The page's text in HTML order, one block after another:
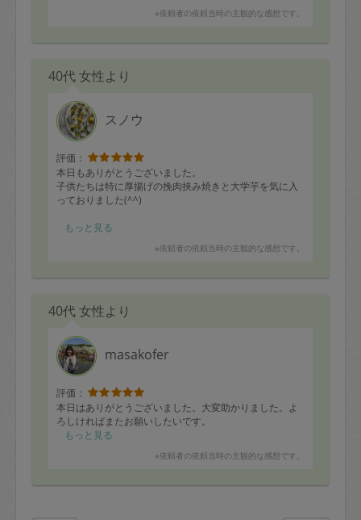
※依頼者の依頼当時の主観的な感想です。
40代 女性より
スノウ
評価：
本日もありがとうございました。
子供たちは特に厚揚げの挽肉挟み焼きと大学芋を気に入
っておりました(^^)
またよろしくお願いいたします。
もっと見る
※依頼者の依頼当時の主観的な感想です。
40代 女性より
masakofer
評価：
本日はありがとうございました。大変助かりました。よ
ろしければまたお願いしたいです。
もっと見る
※依頼者の依頼当時の主観的な感想です。